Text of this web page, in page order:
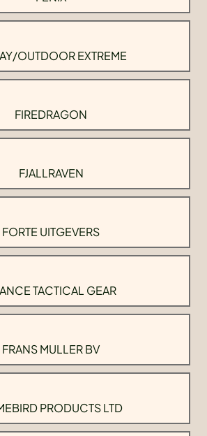
OUTDOOR EXTREME
FIREDRAGON
FJALLRAVEN
FORTE UITGEVERS
TACTICAL GEAR
FRANS MULLER BV
PRODUCTS LTD